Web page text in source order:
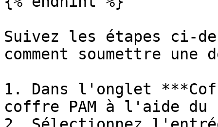
Suivez les étapes ci-
comment soumettre
1. Dans l'onglet
coffre PAM à l'aide du